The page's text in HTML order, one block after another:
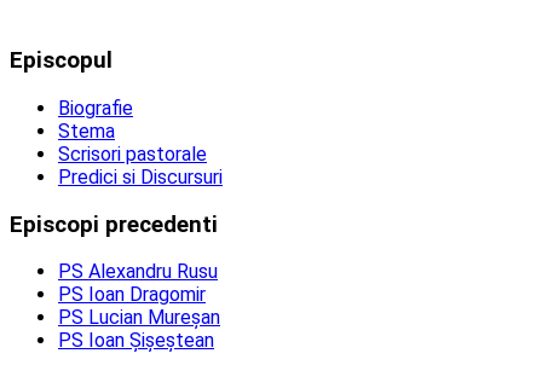
Episcopul
Biografie
Stema
Scrisori pastorale
Predici si Discursuri
Episcopi precedenti
PS Alexandru Rusu
PS Ioan Dragomir
PS Lucian Mureșan
PS Ioan Șișeștean